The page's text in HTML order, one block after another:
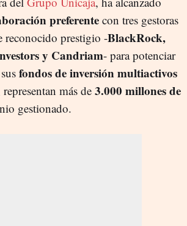
preferente con tres gestoras
reconocido prestigio -BlackRock,
y Candriam- para potenciar
fondos de inversión multiactivos
más de 3.000 millones de
gestionado.